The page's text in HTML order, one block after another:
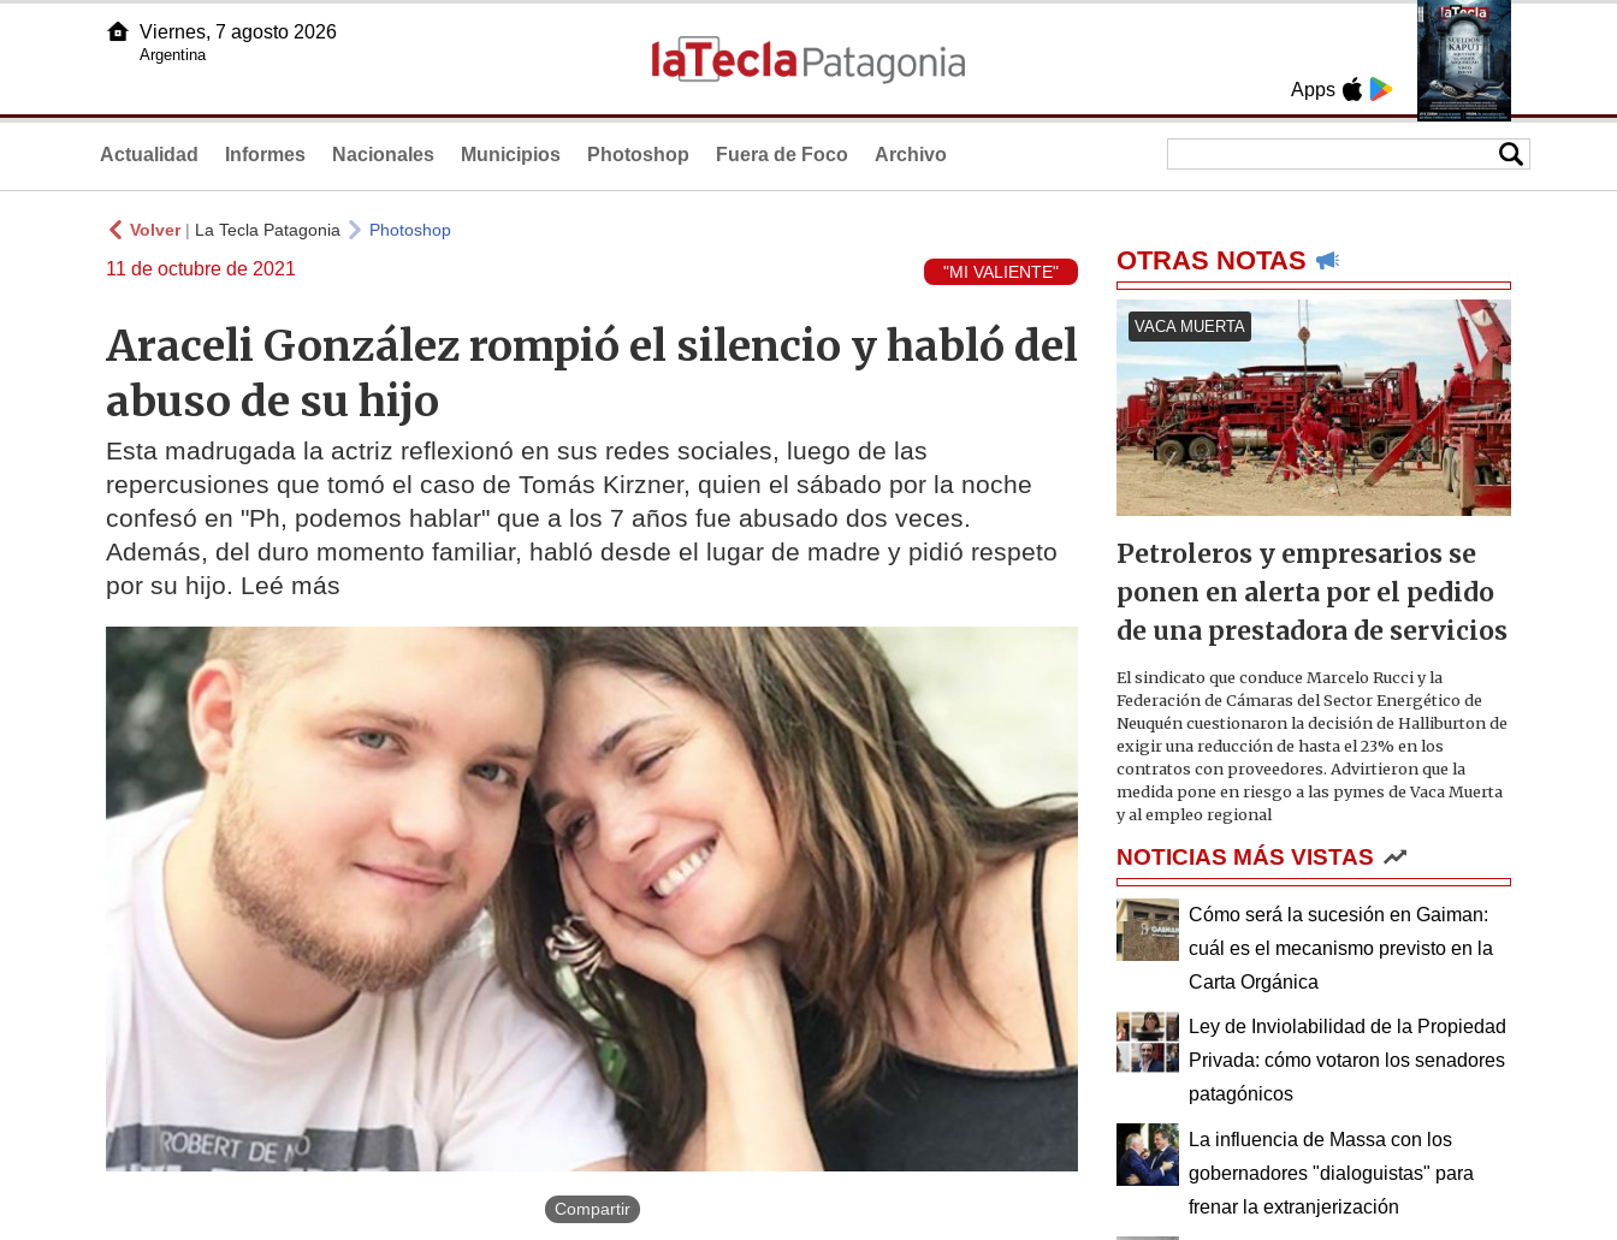
Apps
Viernes, 7 agosto 2026
Argentina
Actualidad Informes Nacionales Municipios Photoshop Fuera de Foco Archivo
Volver| La Tecla Patagonia Photoshop
11 de octubre de 2021 "MI VALIENTE"
Araceli González rompió el silencio y habló del
abuso de su hijo
Esta madrugada la actriz reflexionó en sus redes sociales, luego de las
repercusiones que tomó el caso de Tomás Kirzner, quien el sábado por la noche
confesó en "Ph, podemos hablar" que a los 7 años fue abusado dos veces.
Además, del duro momento familiar, habló desde el lugar de madre y pidió respeto
por su hijo. Leé más
Compartir
OTRAS NOTAS
VACA MUERTA
Petroleros y empresarios se
ponen en alerta por el pedido
de una prestadora de servicios
El sindicato que conduce Marcelo Rucci y la
Federación de Cámaras del Sector Energético de
Neuquén cuestionaron la decisión de Halliburton de
exigir una reducción de hasta el 23% en los
contratos con proveedores. Advirtieron que la
medida pone en riesgo a las pymes de Vaca Muerta
y al empleo regional
NOTICIAS MÁS VISTAS
Cómo será la sucesión en Gaiman:
cuál es el mecanismo previsto en la
Carta Orgánica
Ley de Inviolabilidad de la Propiedad
Privada: cómo votaron los senadores
patagónicos
La influencia de Massa con los
gobernadores "dialoguistas" para
frenar la extranjerización